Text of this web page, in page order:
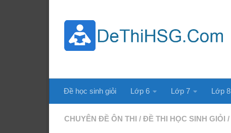
Đề học sinh giỏi Lớp 6 Lớp 7 Lớp 8
CHUYÊN ĐỀ ÔN THI / ĐỀ THI HỌC SINH GIỎI /